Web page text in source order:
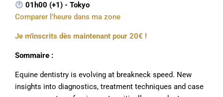
01h00 (+1) - Tokyo
Comparer l'heure dans ma zone
Je m'inscrits dès maintenant pour 20€ !
Sommaire :
Equine dentistry is evolving at breakneck speed. New
insights into diagnostics, treatment techniques and case